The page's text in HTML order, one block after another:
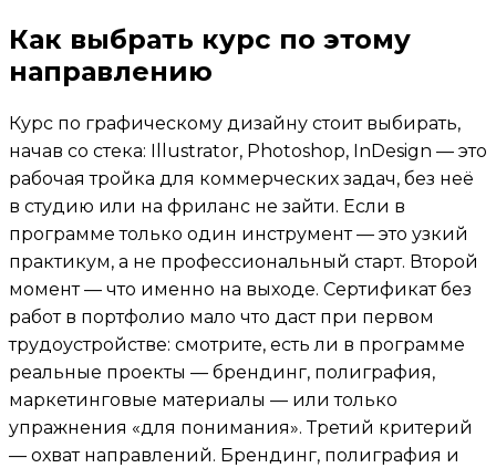
Как выбрать курс по этому
направлению
Курс по графическому дизайну стоит выбирать,
начав со стека: Illustrator, Photoshop, InDesign — это
рабочая тройка для коммерческих задач, без неё
в студию или на фриланс не зайти. Если в
программе только один инструмент — это узкий
практикум, а не профессиональный старт. Второй
момент — что именно на выходе. Сертификат без
работ в портфолио мало что даст при первом
трудоустройстве: смотрите, есть ли в программе
реальные проекты — брендинг, полиграфия,
маркетинговые материалы — или только
упражнения «для понимания». Третий критерий
— охват направлений. Брендинг, полиграфия и